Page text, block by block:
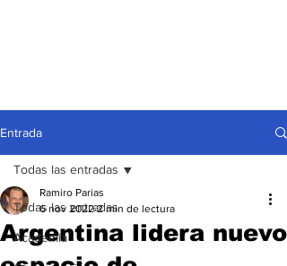
Entrada
Todas las entradas
Academia
Todas las entradas
Argentina lidera nuevo
Ramiro Parias
6 nov 2022 2 min de lectura